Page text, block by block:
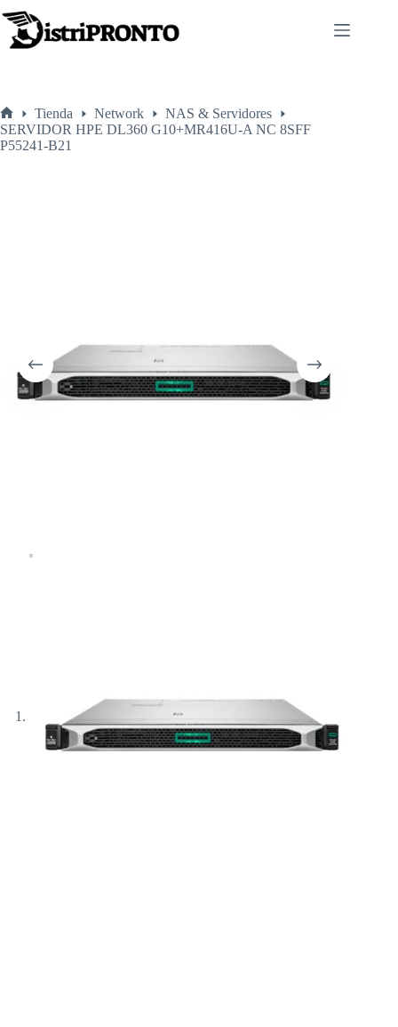
al
contenido
Inicio
Tienda Network
NAS & Servidores
SERVIDOR HPE DL360 G10+MR416U-A NC 8SFF
P55241-B21